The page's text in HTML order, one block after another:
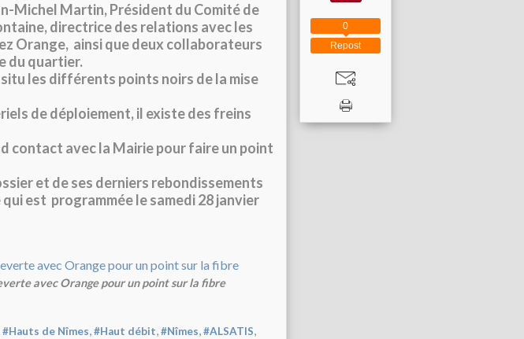
Michel Martin, Président du Comité de
directrice des relations avec les
Orange, ainsi que deux collaborateurs
du quartier.
les différents points noirs de la mise
de déploiement, il existe des freins
contact avec la Mairie pour faire un point
et de ses derniers rebondissements
qui est programmée le samedi 28 janvier
avec Orange pour un point sur la fibre
#Hauts de Nîmes,#Haut débit,#Nîmes,#ALSATIS,
Repost
0